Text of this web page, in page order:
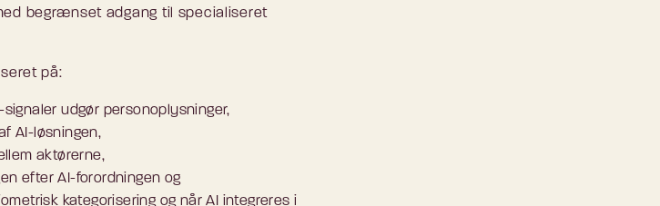
begrænset adgang til specialiseret
på:
udgør personoplysninger,
AI-løsningen,
aktørerne,
efter AI-forordningen og
kategorisering og når AI integreres i